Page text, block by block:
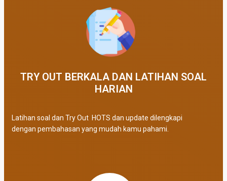
TRY OUT BERKALA DAN LATIHAN SOAL
HARIAN
Latihan soal dan Try Out HOTS dan update dilengkapi
dengan pembahasan yang mudah kamu pahami.